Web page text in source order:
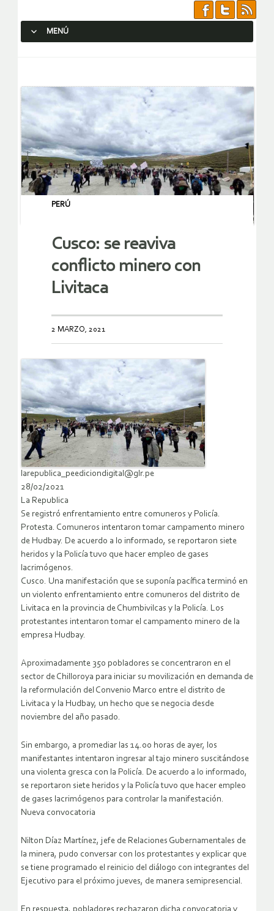
MENÚ
PERÚ
Cusco: se reaviva
conflicto minero con
Livitaca
2 MARZO, 2021
larepublica_peediciondigital@glr.pe
28/02/2021
La Republica
Se registró enfrentamiento entre comuneros y Policía.
Protesta. Comuneros intentaron tomar campamento minero
de Hudbay. De acuerdo a lo informado, se reportaron siete
heridos y la Policía tuvo que hacer empleo de gases
lacrimógenos.
Cusco. Una manifestación que se suponía pacífica terminó en
un violento enfrentamiento entre comuneros del distrito de
Livitaca en la provincia de Chumbivilcas y la Policía. Los
protestantes intentaron tomar el campamento minero de la
empresa Hudbay.
Aproximadamente 350 pobladores se concentraron en el
sector de Chilloroya para iniciar su movilización en demanda de
la reformulación del Convenio Marco entre el distrito de
Livitaca y la Hudbay, un hecho que se negocia desde
noviembre del año pasado.
Sin embargo, a promediar las 14.00 horas de ayer, los
manifestantes intentaron ingresar al tajo minero suscitándose
una violenta gresca con la Policía. De acuerdo a lo informado,
se reportaron siete heridos y la Policía tuvo que hacer empleo
de gases lacrimógenos para controlar la manifestación.
Nueva convocatoria
Nilton Díaz Martínez, jefe de Relaciones Gubernamentales de
la minera, pudo conversar con los protestantes y explicar que
se tiene programado el reinicio del diálogo con integrantes del
Ejecutivo para el próximo jueves, de manera semipresencial.